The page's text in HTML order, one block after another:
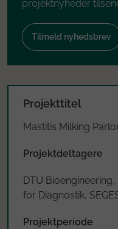
projektnyheder
Tilmeld nyhedsbrev
Projekttitel
Mastitis Milking
Projektdeltagere
DTU
for Diagnostik,
Projektperiode